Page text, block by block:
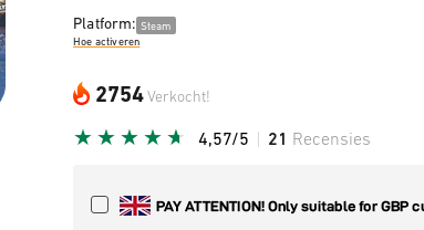
Platform: Steam
Hoe activeren
2754 Verkocht!
4,57/5 21 Recensies